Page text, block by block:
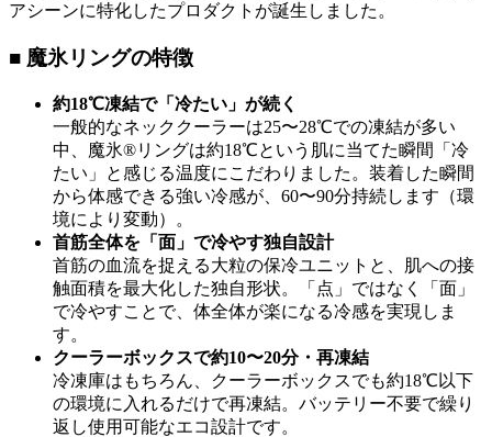
アシーンに特化したプロダクトが誕生しました。
■ 魔氷リングの特徴
約18℃凍結で「冷たい」が続く
一般的なネッククーラーは25〜28℃での凍結が多い
中、魔氷®️リングは約18℃という肌に当てた瞬間「冷
たい」と感じる温度にこだわりました。装着した瞬間
から体感できる強い冷感が、60〜90分持続します（環
境により変動）。
首筋全体を「面」で冷やす独自設計
首筋の血流を捉える大粒の保冷ユニットと、肌への接
触面積を最大化した独自形状。「点」ではなく「面」
で冷やすことで、体全体が楽になる冷感を実現しま
す。
クーラーボックスで約10〜20分・再凍結
冷凍庫はもちろん、クーラーボックスでも約18℃以下
の環境に入れるだけで再凍結。バッテリー不要で繰り
返し使用可能なエコ設計です。